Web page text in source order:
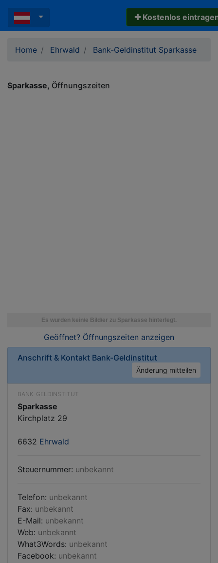
✚ Kostenlos
Home Ehrwald Bank-Geldinstitut Sparkasse
Sparkasse Öffnungszeiten
Geöffnet? Öffnungszeiten anzeigen
Anschrift & Kontakt Bank-Geldinstitut
Änderung mitteilen
BANK-GELDINSTITUT
Sparkasse
Kirchplatz 29
6632 Ehrwald
Steuernummer: unbekannt
Telefon: unbekannt
Fax: unbekannt
E-Mail: unbekannt
Web: unbekannt
What3Words: unbekannt
Facebook: unbekannt